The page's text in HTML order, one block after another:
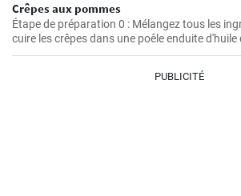
Crêpes aux pommes
Étape de préparation 0 : Mélangez tous les
cuire les crêpes dans une poêle enduite d'huile
PUBLICITÉ